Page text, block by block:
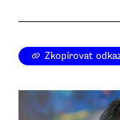
Zkopírovat